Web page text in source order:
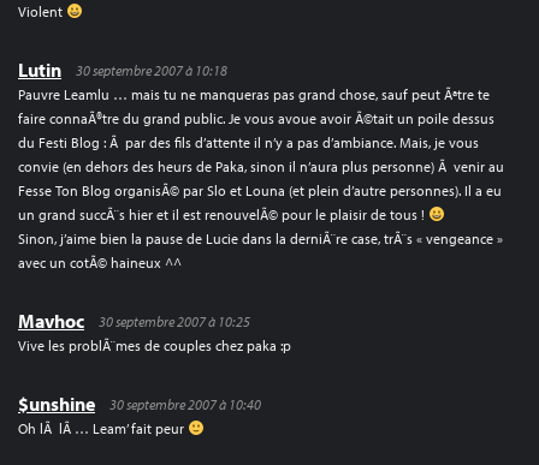
Violent
Lutin
30 septembre 2007 à 10:18
Pauvre Leamlu … mais tu ne manqueras pas grand chose, sauf peut Ãªtre te
faire connaÃ®tre du grand public. Je vous avoue avoir Ã©tait un poile dessus
du Festi Blog : Ã par des fils d’attente il n’y a pas d’ambiance. Mais, je vous
convie (en dehors des heurs de Paka, sinon il n’aura plus personne) Ã venir au
Fesse Ton Blog organisÃ© par Slo et Louna (et plein d’autre personnes). Il a eu
un grand succÃ¨s hier et il est renouvelÃ© pour le plaisir de tous !
Sinon, j’aime bien la pause de Lucie dans la derniÃ¨re case, trÃ¨s « vengeance »
avec un cotÃ© haineux ^^
Mavhoc
30 septembre 2007 à 10:25
Vive les problÃ¨mes de couples chez paka :p
$unshine
30 septembre 2007 à 10:40
Oh lÃ lÃ … Leam’ fait peur